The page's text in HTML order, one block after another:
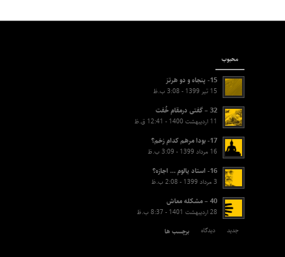
محبوب
15- پنجاه و دو هرتز
15 تیر 1399 - 3:08 ب.ظ
32 – گفتی درمقام خُفت
11 اردیبهشت 1400 - 12:41 ق.ظ
17- بودا مرهم کدام زخم؟
16 مرداد 1399 - 3:09 ب.ظ
16- استاد یالوم … اجازه؟
3 مرداد 1399 - 2:08 ب.ظ
40 – مشکله معاش
28 اردیبهشت 1401 - 8:37 ب.ظ
جدید
دیدگاه‌ برچسب ها